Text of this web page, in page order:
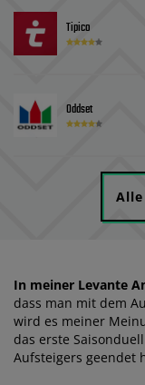
Tipico
Oddset
In meiner Levante
dass man mit dem
wird es meiner
das erste
Aufsteigers geendet